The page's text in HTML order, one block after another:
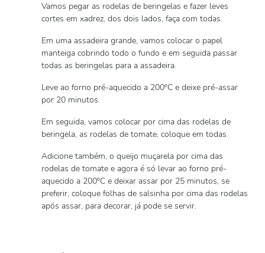
Vamos pegar as rodelas de beringelas e fazer leves
cortes em xadrez, dos dois lados, faça com todas.
Em uma assadeira grande, vamos colocar o papel
manteiga cobrindo todo o fundo e em seguida passar
todas as beringelas para a assadeira.
Leve ao forno pré-aquecido a 200ºC e deixe pré-assar
por 20 minutos.
Em seguida, vamos colocar por cima das rodelas de
beringela, as rodelas de tomate, coloque em todas.
Adicione também, o queijo muçarela por cima das
rodelas de tomate e agora é só levar ao forno pré-
aquecido a 200ºC e deixar assar por 25 minutos, se
preferir, coloque folhas de salsinha por cima das rodelas
após assar, para decorar, já pode se servir.